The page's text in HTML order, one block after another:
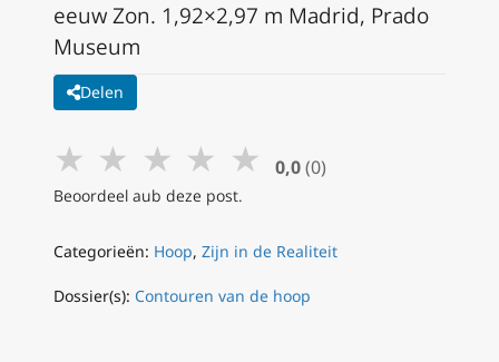
eeuw Zon. 1,92×2,97 m Madrid, Prado
Museum
Delen
★ ★ ★ ★ ★ 0,0 (0)
Beoordeel aub deze post.
Categorieën: Hoop, Zijn in de Realiteit
Dossier(s): Contouren van de hoop